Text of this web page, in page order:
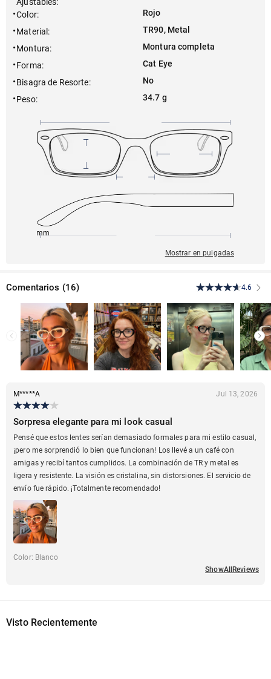
Color:
Rojo
Material :
TR90, Metal
Montura:
Montura completa
Forma:
Cat Eye
Bisagra de Resorte:
No
Peso: 34.7 g
149mm
Mostrar en pulgadas
Comentarios (16) 4.6
M*****A Jul 13, 2026
Sorpresa elegante para mi look casual
Pensé que estos lentes serían demasiado formales para mi estilo casual,
¡pero me sorprendió lo bien que funcionan! Los llevé a un café con
amigas y recibí tantos cumplidos. La combinación de TR y metal es
ligera y resistente. La visión es cristalina, sin distorsiones. El servicio de
envío fue rápido. ¡Totalmente recomendado!
Color: Blanco
ShowAllReviews
Visto Recientemente